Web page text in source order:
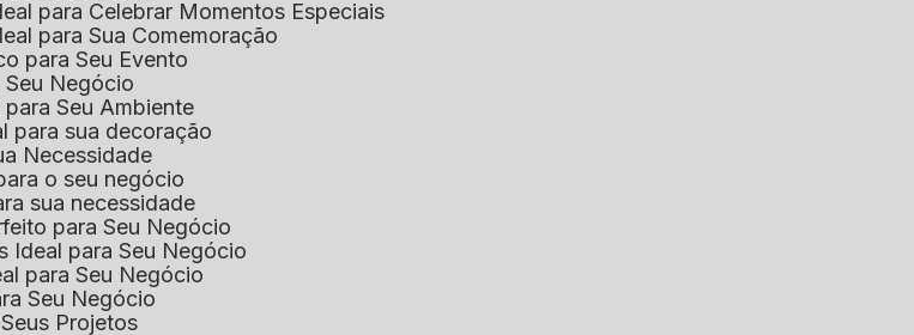
para Celebrar Momentos Especiais
para Sua Comemoração
para Seu Evento
Seu Negócio
Seu Ambiente
para sua decoração
Necessidade
o seu negócio
sua necessidade
para Seu Negócio
Ideal para Seu Negócio
para Seu Negócio
Seu Negócio
Projetos